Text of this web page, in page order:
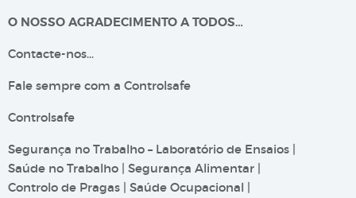
O NOSSO AGRADECIMENTO A TODOS…
Contacte-nos…
Fale sempre com a Controlsafe
Controlsafe
Segurança no Trabalho – Laboratório de Ensaios |
Saúde no Trabalho | Segurança Alimentar |
Controlo de Pragas | Saúde Ocupacional |